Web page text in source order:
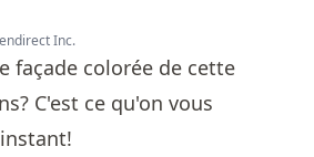
Inc.
façade colorée de cette
C'est ce qu'on vous